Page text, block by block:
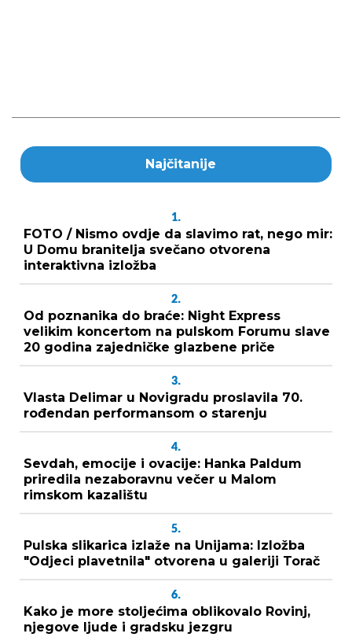
Najčitanije
1.
FOTO / Nismo ovdje da slavimo rat, nego mir:
U Domu branitelja svečano otvorena
interaktivna izložba
2.
Od poznanika do braće: Night Express
velikim koncertom na pulskom Forumu slave
20 godina zajedničke glazbene priče
3.
Vlasta Delimar u Novigradu proslavila 70.
rođendan performansom o starenju
4.
Sevdah, emocije i ovacije: Hanka Paldum
priredila nezaboravnu večer u Malom
rimskom kazalištu
5.
Pulska slikarica izlaže na Unijama: Izložba
"Odjeci plavetnila" otvorena u galeriji Torač
6.
Kako je more stoljećima oblikovalo Rovinj,
njegove ljude i gradsku jezgru